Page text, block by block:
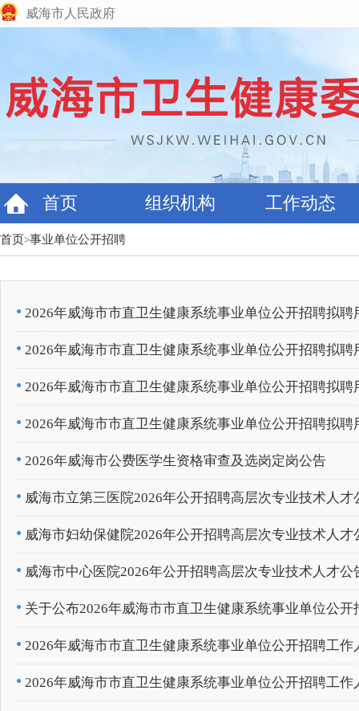
威海市人民政府
首页 组织机构 工作动态
首页>事业单位公开招聘
2026年威海市市直卫生健康系统事业单位公开招聘拟聘
2026年威海市市直卫生健康系统事业单位公开招聘拟聘
2026年威海市市直卫生健康系统事业单位公开招聘拟聘
2026年威海市市直卫生健康系统事业单位公开招聘拟聘
2026年威海市公费医学生资格审查及选岗定岗公告
威海市立第三医院2026年公开招聘高层次专业技术人才
威海市妇幼保健院2026年公开招聘高层次专业技术人才
威海市中心医院2026年公开招聘高层次专业技术人才公
关于公布2026年威海市市直卫生健康系统事业单位公
2026年威海市市直卫生健康系统事业单位公开招聘工
2026年威海市市直卫生健康系统事业单位公开招聘工作